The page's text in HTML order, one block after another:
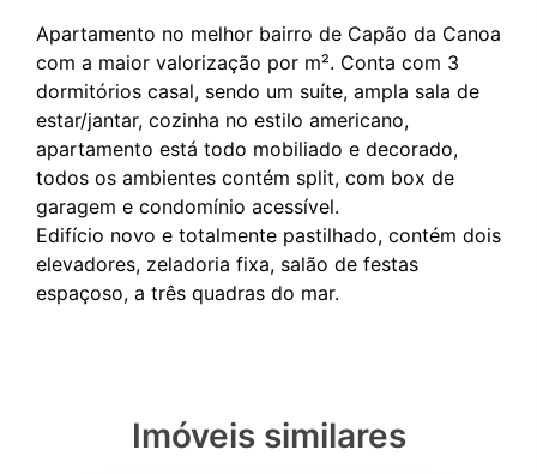
Apartamento no melhor bairro de Capão da Canoa
com a maior valorização por m². Conta com 3
dormitórios casal, sendo um suíte, ampla sala de
estar/jantar, cozinha no estilo americano,
apartamento está todo mobiliado e decorado,
todos os ambientes contém split, com box de
garagem e condomínio acessível.
Edifício novo e totalmente pastilhado, contém dois
elevadores, zeladoria fixa, salão de festas
Imóveis similares